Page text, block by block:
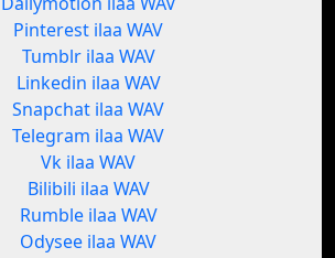
Pinterest ilaa WAV
Tumblr ilaa WAV
Linkedin ilaa WAV
Snapchat ilaa WAV
Telegram ilaa WAV
Vk ilaa WAV
Bilibili ilaa WAV
Rumble ilaa WAV
Odysee ilaa WAV